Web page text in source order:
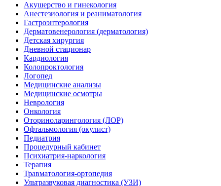
Акушерство и гинекология
Анестезиология и реаниматология
Гастроэнтерология
Дерматовенерология (дерматология)
Детская хирургия
Дневной стационар
Кардиология
Колопроктология
Логопед
Медицинские анализы
Медицинские осмотры
Неврология
Онкология
Оториноларингология (ЛОР)
Офтальмология (окулист)
Педиатрия
Процедурный кабинет
Психиатрия-наркология
Терапия
Травматология-ортопедия
Ультразвуковая диагностика (УЗИ)